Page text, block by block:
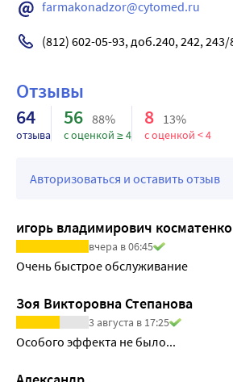
farmakonadzor@cytomed.ru
(812) 602-05-93, доб.240, 242,
Отзывы
64
отзыва
56 88%
с оценкой ≥ 4
8 13%
с оценкой < 4
Авторизоваться и оставить отзыв
игорь владимирович косматенко
вчера в 06:45
Очень быстрое обслуживание
Зоя Викторовна Степанова
3 августа в 17:25
Особого эффекта не было...